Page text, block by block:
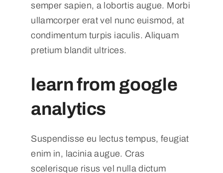
semper sapien, a lobortis augue. Morbi
ullamcorper erat vel nunc euismod, at
condimentum turpis iaculis. Aliquam
pretium blandit ultrices.
learn from google
analytics
Suspendisse eu lectus tempus, feugiat
enim in, lacinia augue. Cras
scelerisque risus vel nulla dictum